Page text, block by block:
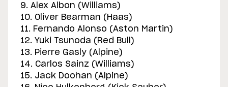
9. Alex Albon (Williams)
10. Oliver Bearman (Haas)
11. Fernando Alonso (Aston Martin)
12. Yuki Tsunoda (Red Bull)
13. Pierre Gasly (Alpine)
14. Carlos Sainz (Williams)
15. Jack Doohan (Alpine)